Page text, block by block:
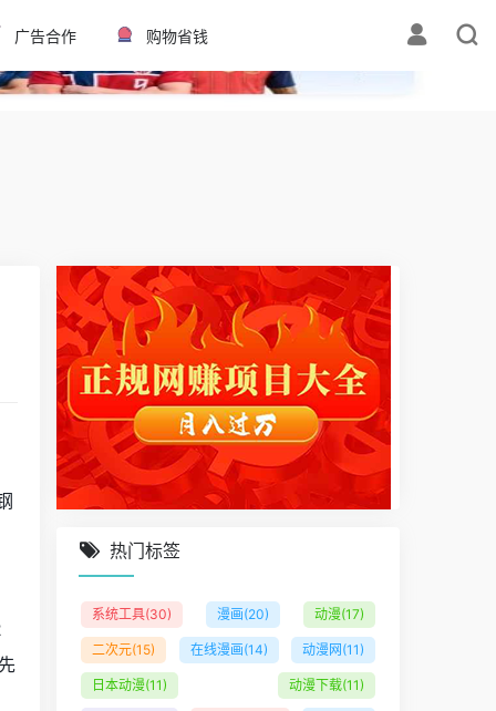
✕
广告合作 购物省钱
热门标签
系统工具(30) 漫画(20) 动漫(17)
二次元(15) 在线漫画(14) 动漫网 (11)
日本动漫(11) 动漫下载(11)